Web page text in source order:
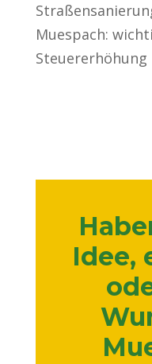
Muespach:
Steuererhöhung
Idee,